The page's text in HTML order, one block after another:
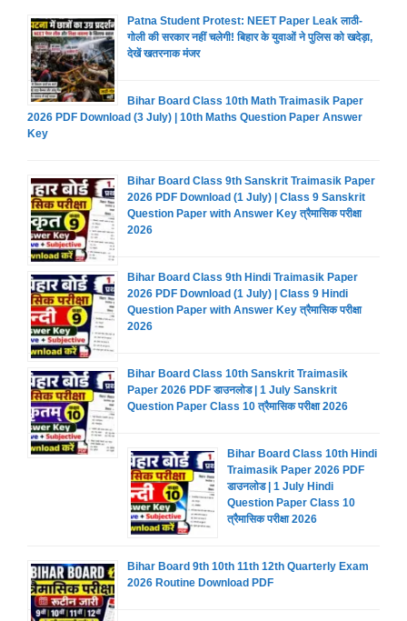
Patna Student Protest: NEET Paper Leak लाठी-
गोली की सरकार नहीं चलेगी! बिहार के युवाओं ने पुलिस को खदेड़ा,
देखें खतरनाक मंजर
Bihar Board Class 10th Math Traimasik Paper
2026 PDF Download (3 July) | 10th Maths Question Paper Answer
Key
Bihar Board Class 9th Sanskrit Traimasik Paper
2026 PDF Download (1 July) | Class 9 Sanskrit
Question Paper with Answer Key त्रैमासिक परीक्षा
2026
Bihar Board Class 9th Hindi Traimasik Paper
2026 PDF Download (1 July) | Class 9 Hindi
Question Paper with Answer Key त्रैमासिक परीक्षा
2026
Bihar Board Class 10th Sanskrit Traimasik
Paper 2026 PDF डाउनलोड | 1 July Sanskrit
Question Paper Class 10 त्रैमासिक परीक्षा 2026
Bihar Board Class 10th Hindi
Traimasik Paper 2026 PDF
डाउनलोड | 1 July Hindi
Question Paper Class 10
त्रैमासिक परीक्षा 2026
Bihar Board 9th 10th 11th 12th Quarterly Exam
2026 Routine Download PDF